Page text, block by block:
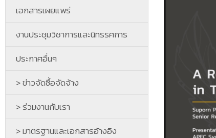
เอกสารเผยแพร่
งานประชุมวิชาการและนิทรรศการ
ประกาศอื่นๆ
> ข่าวจัดซื้อจัดจ้าง
> ร่วมงานกับเรา
> มาตรฐานและเอกสารอ้างอิง